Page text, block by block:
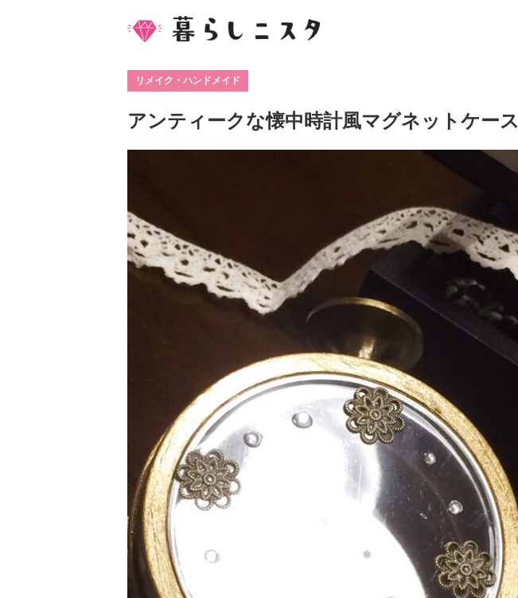
リメイク・ハンドメイド
アンティークな懐中時計風マグネットケース